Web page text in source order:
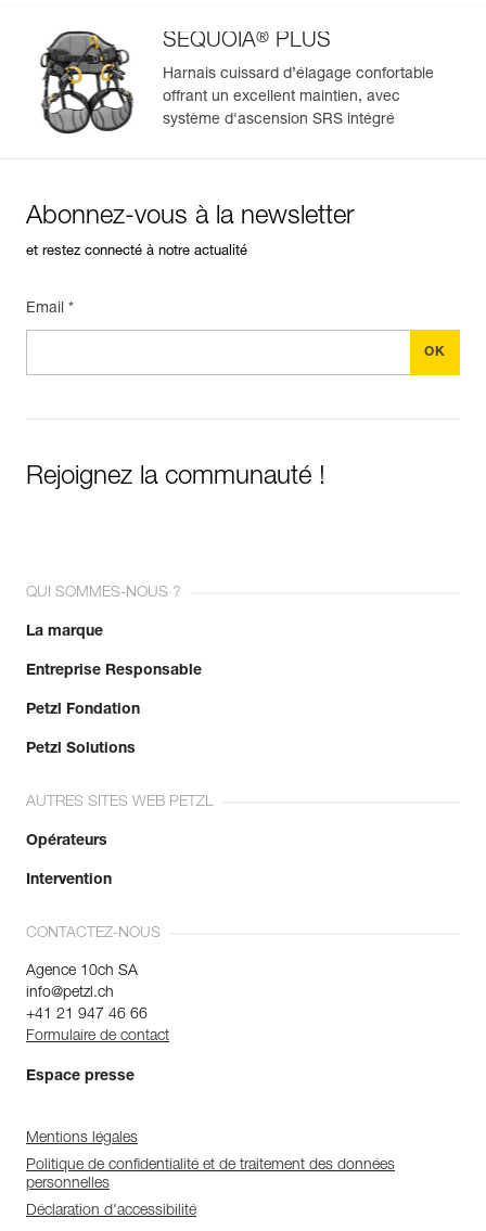
s'afficheront automatiquement.
Importez et exportez facilement vos données EPI
existantes.
Voir l'historique d'un produit à partir de sa date de
SEQUOIA® PLUS
Harnais cuissard d’élagage confortable
offrant un excellent maintien, avec
système d'ascension SRS intégré
Abonnez-vous à la newsletter
et restez connecté à notre actualité
Email *
Rejoignez la communauté !
QUI SOMMES-NOUS ?
La marque
Entreprise Responsable
Petzl Fondation
Petzl Solutions
AUTRES SITES WEB PETZL
Opérateurs
Intervention
CONTACTEZ-NOUS
Agence 10ch SA
info@petzl.ch
+41 21 947 46 66
Formulaire de contact
Espace presse
Mentions légales
Politique de confidentialité et de traitement des données
personnelles
Déclaration d'accessibilité